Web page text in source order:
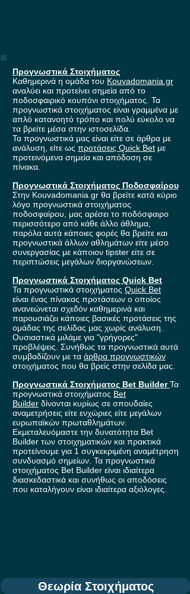
Προγνωστικά Στοιχήματος
Καθημερινά η ομάδα του Kouvadomania.gr
αναλύει και προτείνει σημεία από το
ποδοσφαιρικό κουπόνι στοιχήματος. Τα
προγνωστικά στοιχήματος είναι γραμμένα με
απλό κατανοητό τρόπο και πολύ εύκολο να
τα βρείτε μέσα στην ιστοσελίδα.
Τα προγνωστικά μας είναι είτε σε άρθρα με
ανάλυση, είτε ως προτάσεις Quick Bet με
προτεινόμενα σημεία και απόδοση σε
πίνακα.
Προγνωστικά Στοιχήματος Ποδοσφαίρου
Στην Kouvadomania.gr θα βρείτε κατά κύριο
λόγο προγνωστικά στοιχήματος
ποδοσφαίρου, μας αρέσει το ποδόσφαιρο
περισσότερο από κάθε άλλο άθλημα,
παρόλα αυτά κάποιες φορές θα βρείτε και
προγνωστικά άλλων αθλημάτων είτε μέσο
συνεργασίας με κάποιον tipster είτε σε
περιπτώσεις μεγάλων διοργανώσεων.
Προγνωστικά Στοιχήματος Quick Bet
Τα προγνωστικά στοιχήματος Quick Bet
είναι ένας πίνακας προτάσεων ο οποίος
ανανεώνεται σχεδόν καθημερινά και
παρουσιάζει κάποιες βασικές προτάσεις της
ομάδας της σελίδας μας χωρίς ανάλυση.
Ουσιαστικά μιλάμε για "γρήγορες"
προβλέψεις. Συνήθως τα προγνωστικά αυτά
συμβαδίζουν με τα άρθρα προγνωστικών
στοιχήματος που θα βρείς στην σελίδα μας.
Προγνωστικά Στοιχήματος Bet BuilderΤα
προγνωστικά στοιχήματος Bet
Builder δίνονται κυρίως σε σπουδαίες
αναμετρήσεις είτε ενχώριες είτε μεγάλων
ευρωπαϊκών πρωταθλημάτων.
Εκμεταλευόμαστε την δυνατότητα Bet
Builder των στοιχηματικών και πρακτικά
προτείνουμε για 1 συγκεκριμένη αναμέτρηση
συνδυασμό σημείων. Τα προγνωστικά
στοιχήματος Bet Builder είναι ιδιαίτερα
διασκεδαστικά και συνήθως οι αποδόσεις
που καταλήγουν είναι ιδιαίτερα αξιόλογες.
Θεωρία Στοιχήματος